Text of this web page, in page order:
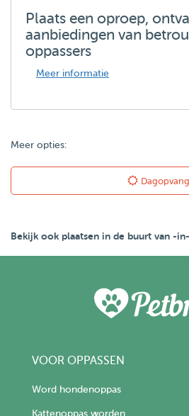
Plaats een oproep,
aanbiedingen van
oppassers
Meer informatie
Meer opties:
Dagopvang
Bekijk ook plaatsen in de buurt van -
VOOR OPPASSEN
Word hondenoppas
Kattenoppas worden